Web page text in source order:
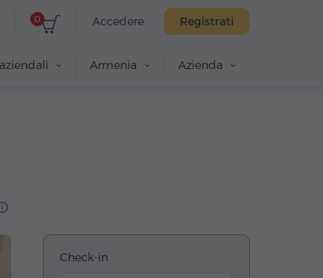
Accedere Registrati
0
Armenia Azienda
Check-in